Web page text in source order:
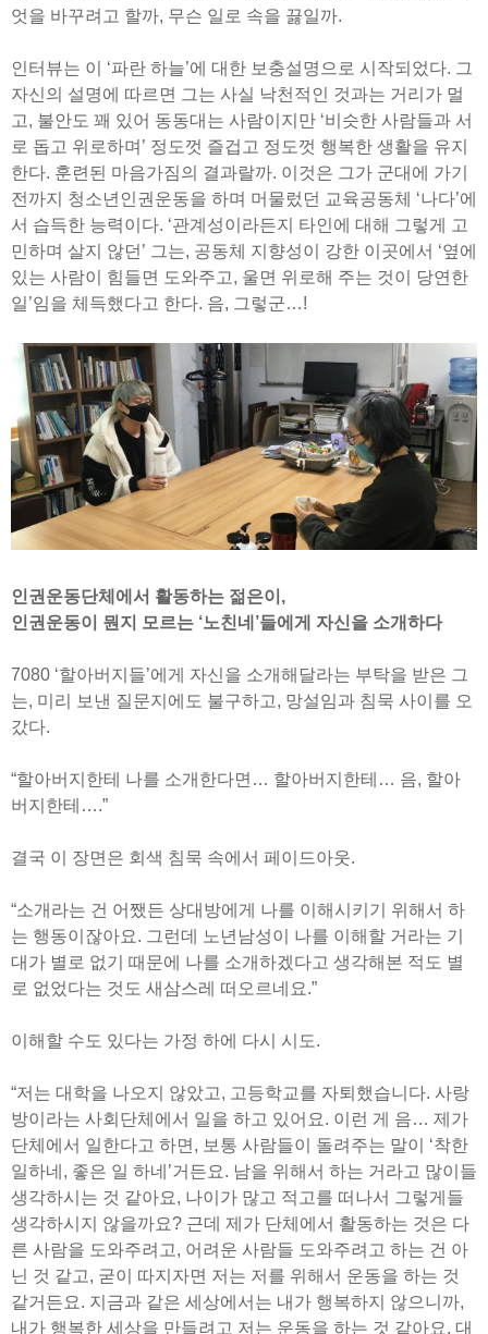
엇을 바꾸려고 할까, 무슨 일로 속을 끓일까.
인터뷰는 이 ‘파란 하늘’에 대한 보충설명으로 시작되었다. 그
자신의 설명에 따르면 그는 사실 낙천적인 것과는 거리가 멀
고, 불안도 꽤 있어 동동대는 사람이지만 ‘비슷한 사람들과 서
로 돕고 위로하며’ 정도껏 즐겁고 정도껏 행복한 생활을 유지
한다. 훈련된 마음가짐의 결과랄까. 이것은 그가 군대에 가기
전까지 청소년인권운동을 하며 머물렀던 교육공동체 ‘나다’에
서 습득한 능력이다. ‘관계성이라든지 타인에 대해 그렇게 고
민하며 살지 않던’ 그는, 공동체 지향성이 강한 이곳에서 ‘옆에
있는 사람이 힘들면 도와주고, 울면 위로해 주는 것이 당연한
일’임을 체득했다고 한다. 음, 그렇군…!
인권운동단체에서 활동하는 젊은이,
인권운동이 뭔지 모르는 ‘노친네’들에게 자신을 소개하다
7080 ‘할아버지들’에게 자신을 소개해달라는 부탁을 받은 그
는, 미리 보낸 질문지에도 불구하고, 망설임과 침묵 사이를 오
갔다.
“할아버지한테 나를 소개한다면… 할아버지한테… 음, 할아
버지한테….”
결국 이 장면은 회색 침묵 속에서 페이드아웃.
“소개라는 건 어쨌든 상대방에게 나를 이해시키기 위해서 하
는 행동이잖아요. 그런데 노년남성이 나를 이해할 거라는 기
대가 별로 없기 때문에 나를 소개하겠다고 생각해본 적도 별
로 없었다는 것도 새삼스레 떠오르네요.”
이해할 수도 있다는 가정 하에 다시 시도.
“저는 대학을 나오지 않았고, 고등학교를 자퇴했습니다. 사랑
방이라는 사회단체에서 일을 하고 있어요. 이런 게 음… 제가
단체에서 일한다고 하면, 보통 사람들이 돌려주는 말이 ‘착한
일하네, 좋은 일 하네’거든요. 남을 위해서 하는 거라고 많이들
생각하시는 것 같아요, 나이가 많고 적고를 떠나서 그렇게들
생각하시지 않을까요? 근데 제가 단체에서 활동하는 것은 다
른 사람을 도와주려고, 어려운 사람들 도와주려고 하는 건 아
닌 것 같고, 굳이 따지자면 저는 저를 위해서 운동을 하는 것
같거든요. 지금과 같은 세상에서는 내가 행복하지 않으니까,
내가 행복한 세상을 만들려고 저는 운동을 하는 것 같아요. 대